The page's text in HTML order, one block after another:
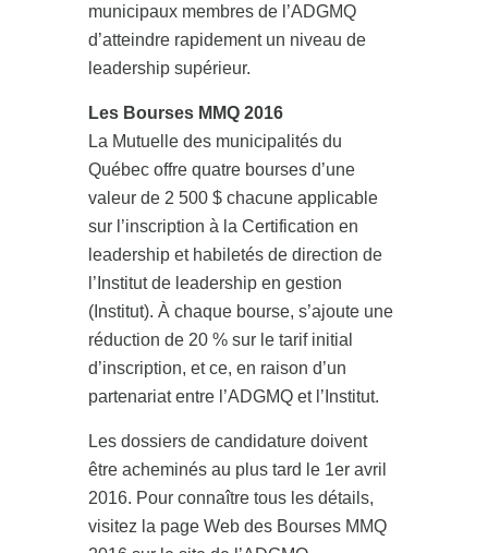
municipaux membres de l’ADGMQ
d’atteindre rapidement un niveau de
leadership supérieur.
Les Bourses MMQ 2016
La Mutuelle des municipalités du
Québec offre quatre bourses d’une
valeur de 2 500 $ chacune applicable
sur l’inscription à la Certification en
leadership et habiletés de direction de
l’Institut de leadership en gestion
(Institut). À chaque bourse, s’ajoute une
réduction de 20 % sur le tarif initial
d’inscription, et ce, en raison d’un
partenariat entre l’ADGMQ et l’Institut.
Les dossiers de candidature doivent
être acheminés au plus tard le 1er avril
2016. Pour connaître tous les détails,
visitez la page Web des Bourses MMQ